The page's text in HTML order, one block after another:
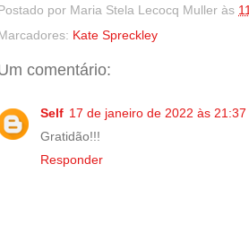
Postado por Maria Stela Lecocq Muller às
Kate Spreckley
comentário:
Self 17 de janeiro de 2022 às 21:37
Gratidão!!!
Responder